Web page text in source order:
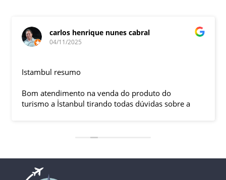
carlos henrique nunes cabral
04/11/2025
Istambul resumo
Bom atendimento na venda do produto do
turismo a İstanbul tirando todas dúvidas sobre a
ficaram em SP trabalhando. A associação dessa
LÍDER, garantiu o sucesso da viagem que foi, lá, em
grupo formado por brasileiros e com guia Turco, Sr
Ali Faik, falando um português impecável e foi